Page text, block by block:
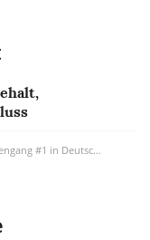
Betriebswirtschaftslehre ist Studiengang #1 in Deutschland. Wie viel Geld verdient man...